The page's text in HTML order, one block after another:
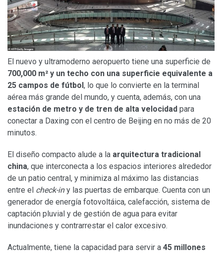
El nuevo y ultramoderno aeropuerto tiene una superficie de
700,000 m² y un techo con una superficie equivalente a
25 campos de fútbol , lo que lo convierte en la terminal
aérea más grande del mundo, y cuenta, además, con una
estación de metro y de tren de alta velocidad para
conectar a Daxing con el centro de Beijing en no más de 20
minutos.
El diseño compacto alude a la arquitectura tradicional
china, que interconecta a los espacios interiores alrededor
de un patio central, y minimiza al máximo las distancias
entre el check-iny las puertas de embarque. Cuenta con un
generador de energía fotovoltáica, calefacción, sistema de
captación pluvial y de gestión de agua para evitar
inundaciones y contrarrestar el calor excesivo.
Actualmente, tiene la capacidad para servir a 45 millones